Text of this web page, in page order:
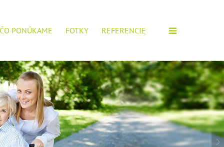
ČO PONÚKAME FOTKY REFERENCIE
ZARIADENÍ!POŠTITE SI ŽIADOSŤ.